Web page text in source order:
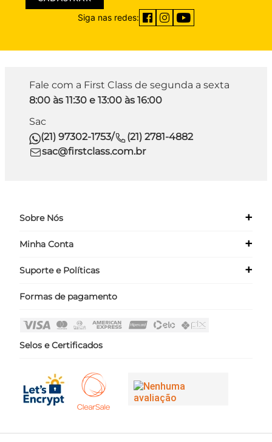
Siga nas redes:
Fale com a First Class de segunda a sexta
8:00 às 11:30 e 13:00 às 16:00
Sac
(21) 97302-1753/
(21) 2781-4882
sac@firstclass.com.br
Sobre Nós +
Quem Somos
Minha Conta +
Meus Dados
Suporte e Políticas +
Políticas
Fale Conosco
Formas de pagamento
Selos e Certificados